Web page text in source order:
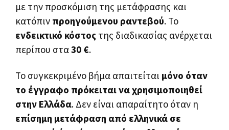
με την προσκόμιση της μετάφρασης και
κατόπιν προηγούμενου ραντεβού. Το
ενδεικτικό κόστος της διαδικασίας ανέρχεται
περίπου στα30 €.
Το συγκεκριμένο βήμα απαιτείται μόνο όταν
το έγγραφο πρόκειται να χρησιμοποιηθεί
στην Ελλάδα. Δεν είναι απαραίτητο όταν η
επίσημη μετάφραση από ελληνικά σε